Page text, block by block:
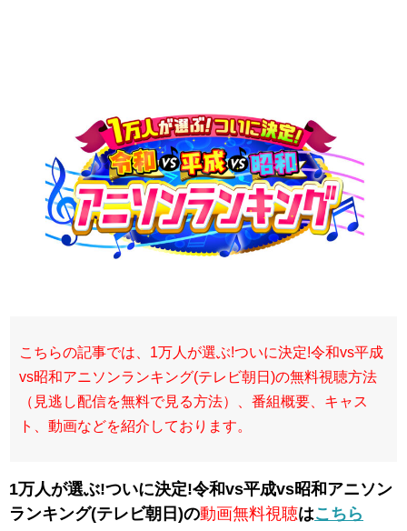
こちらの記事では、1万人が選ぶ!ついに決定!令和vs平成
vs昭和アニソンランキング(テレビ朝日)の無料視聴方法
（見逃し配信を無料で見る方法）、番組概要、キャス
ト、動画などを紹介しております。
1万人が選ぶ!ついに決定!令和vs平成vs昭和アニソン
ランキング(テレビ朝日)の動画無料視聴はこちら